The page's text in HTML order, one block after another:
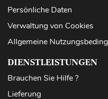
Persönliche Daten
Verwaltung von Cookies
Allgemeine
DIENSTLEISTUNGEN
Brauchen Sie Hilfe ?
Lieferung